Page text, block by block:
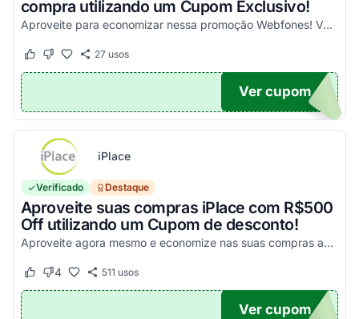
compra utilizando um Cupom Exclusivo!
Aproveite para economizar nessa promoção Webfones! Válido em compras de valor acima de R$750!
Este cupom funcionou
Este cupom não funcionou
27usos
UPOM
Ver cupom
iPlace
Verificado Destaque
Aproveite suas compras iPlace com R$500
Off utilizando um Cupom de desconto!
Aproveite agora mesmo e economize nas suas compras acima de R$7.199,99!
Este cupom funcionou
Este cupom não funcionou
4 511 usos
500
Ver cupom